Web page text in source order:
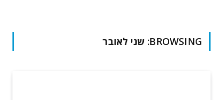
BROWSING: שני לאובר